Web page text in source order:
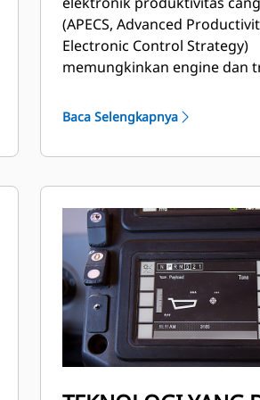
(APECS, Advanced
Electronic Control Strategy)
memungkinkan engine dan
Komunikasiini
berat memanfaatkan tenaga
yang dihasilkan engine
mode ekonomi adaptif,
mengurangi penggunaan
tanpa memengaruhi
dapat diaktifkan dengan satu
Dapatkan peningkatan
bakar dengan idle netral
Mengangkut truk Anda
kecepatan engine yang
Baca Selengkapnya